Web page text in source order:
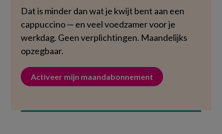
Dat is minder dan wat je kwijt bent aan een
cappuccino — en veel voedzamer voor je
werkdag. Geen verplichtingen. Maandelijks
opzegbaar.
Activeer mijn maandabonnement